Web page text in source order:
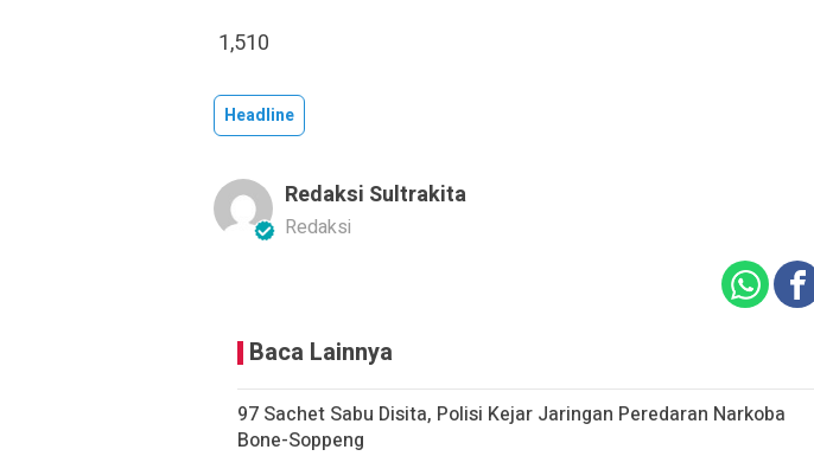
1,510
Headline
Redaksi Sultrakita
Redaksi
Baca Lainnya
97 Sachet Sabu Disita, Polisi Kejar Jaringan Peredaran Narkoba
Bone-Soppeng